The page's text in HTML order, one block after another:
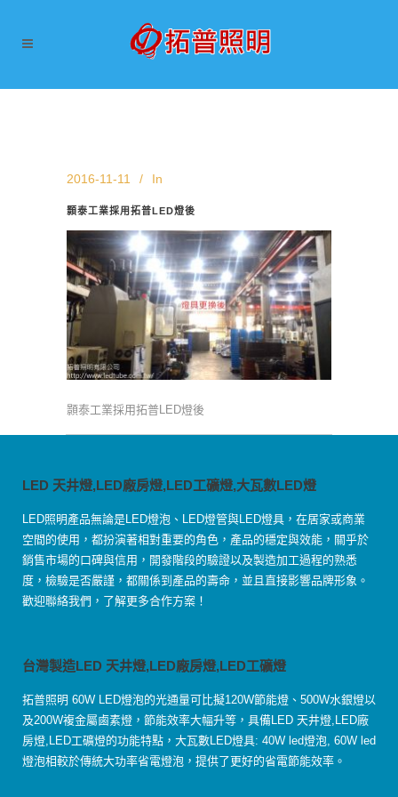
2016-11-11 In
顥泰工業採用拓普LED燈後
顥泰工業採用拓普LED燈後
LED 天井燈,LED廠房燈,LED工礦燈,大瓦數LED燈
LED照明產品無論是LED燈泡、LED燈管與LED燈具，在居家或商業
空間的使用，都扮演著相對重要的角色，產品的穩定與效能，關乎於
銷售市場的口碑與信用，開發階段的驗證以及製造加工過程的熟悉
度，檢驗是否嚴謹，都關係到產品的壽命，並且直接影響品牌形象。
歡迎聯絡我們，了解更多合作方案！
台灣製造LED 天井燈,LED廠房燈,LED工礦燈
拓普照明 60W LED燈泡的光通量可比擬120W節能燈、500W水銀燈以
及200W複金屬鹵素燈，節能效率大幅升等，具備LED 天井燈,LED廠
房燈,LED工礦燈的功能特點，大瓦數LED燈具: 40W led燈泡, 60W led
燈泡相較於傳統大功率省電燈泡，提供了更好的省電節能效率。